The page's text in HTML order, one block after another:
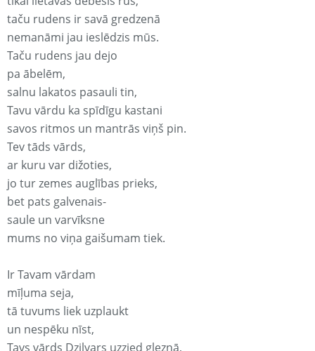
taču rudens ir savā gredzenā
nemanāmi jau ieslēdzis mūs.
Taču rudens jau dejo
pa ābelēm,
salnu lakatos pasauli tin,
Tavu vārdu ka spīdīgu kastani
savos ritmos un mantrās viņš pin.
Tev tāds vārds,
ar kuru var dižoties,
jo tur zemes auglības prieks,
bet pats galvenais-
saule un varvīksne
mums no viņa gaišumam tiek.
Ir Tavam vārdam
mīļuma seja,
tā tuvums liek uzplaukt
un nespēku nīst,
Tavs vārds Dzilvars uzzied gleznā,